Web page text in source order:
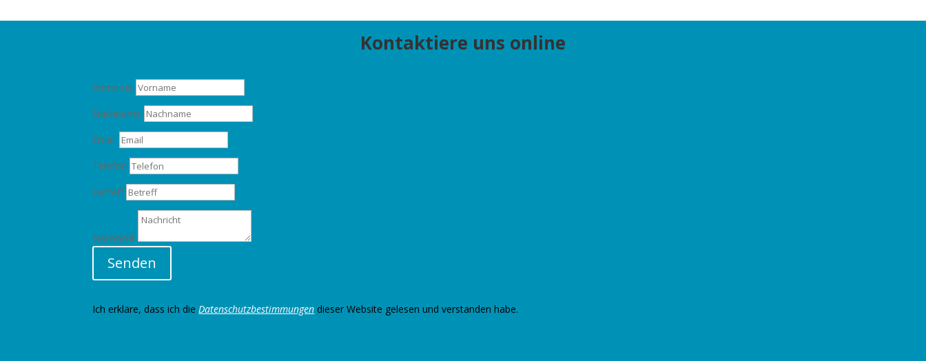
Kontaktiere uns online
Vorname
Nachname
Email
Telefon
Betreff
Nachricht
Senden
Ich erkläre, dass ich die Datenschutzbestimmungen dieser Website gelesen und verstanden habe.